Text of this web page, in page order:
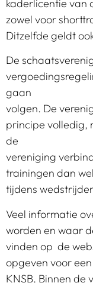
kaderlicentie van
zowel voor
Ditzelfde geldt
De
gaan
volgen. De
principe volledig,
de
vereniging
trainingen dan
tijdens
Veel informatie
worden en waar
vinden op de
opgeven voor
KNSB. Binnen de